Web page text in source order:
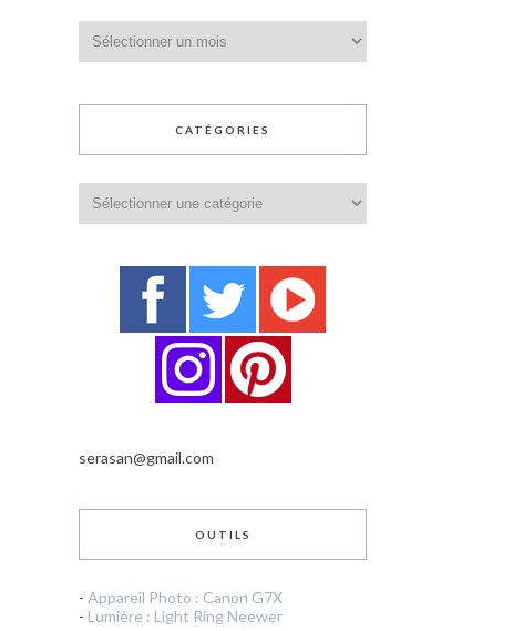
CATÉGORIES
serasan@gmail.com
OUTILS
- Appareil Photo : Canon G7X
- Lumière : Light Ring Neewer